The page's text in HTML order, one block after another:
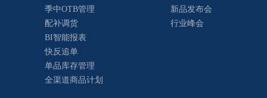
季中OTB管理
配补调货
BI智能报表
快反追单
单品库存管理
全渠道商品计划
新品发布会
行业峰会